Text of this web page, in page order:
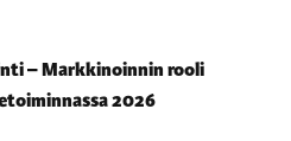
– Markkinoinnin rooli
2026